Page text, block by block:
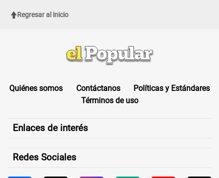
Regresar al inicio
Quiénes somos Contáctanos
Políticas y Estándares
Términos de uso
Enlaces de interés
Redes Sociales